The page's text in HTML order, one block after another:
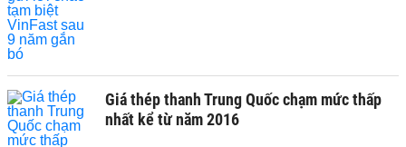
Giá thép thanh Trung Quốc chạm mức thấp
nhất kể từ năm 2016